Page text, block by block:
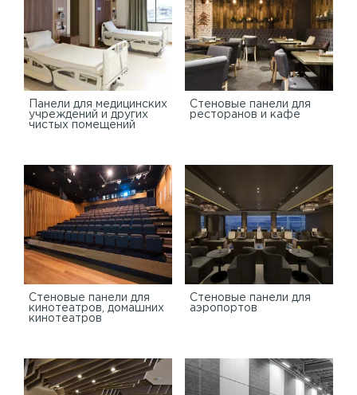
Панели для медицинских
учреждений и других
чистых помещений
Стеновые панели для
ресторанов и кафе
Стеновые панели для
кинотеатров, домашних
кинотеатров
Стеновые панели для
аэропортов